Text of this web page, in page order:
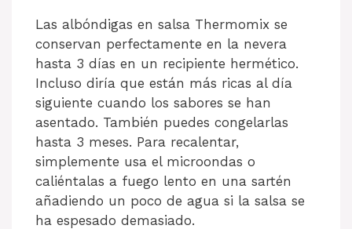
Las albóndigas en salsa Thermomix se
conservan perfectamente en la nevera
hasta 3 días en un recipiente hermético.
Incluso diría que están más ricas al día
siguiente cuando los sabores se han
asentado. También puedes congelarlas
hasta 3 meses. Para recalentar,
simplemente usa el microondas o
caliéntalas a fuego lento en una sartén
añadiendo un poco de agua si la salsa se
ha espesado demasiado.